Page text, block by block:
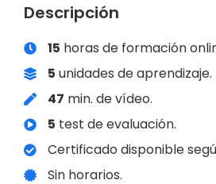
Descripción
15 horas de formación
5 unidades de aprendizaje.
47 min. de vídeo.
5 test de evaluación.
Certificado disponible
Sin horarios.